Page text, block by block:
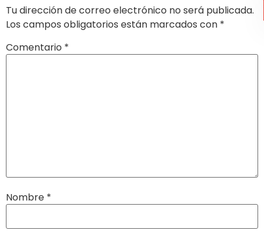
Tu dirección de correo electrónico no será publicada.
Los campos obligatorios están marcados con *
Comentario *
Nombre *